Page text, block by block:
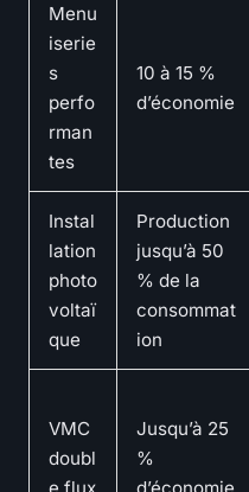
Menu
iserie
s
perfo
rman
tes
10 à 15 %
d’économie
Instal
lation
photo
voltaï
que
Production
jusqu’à 50
% de la
consommat
ion
VMC
doubl
e flux
Jusqu’à 25
%
d’économie